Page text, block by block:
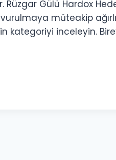
Gülü Hardox
müteakip
kategoriyi inceleyin.